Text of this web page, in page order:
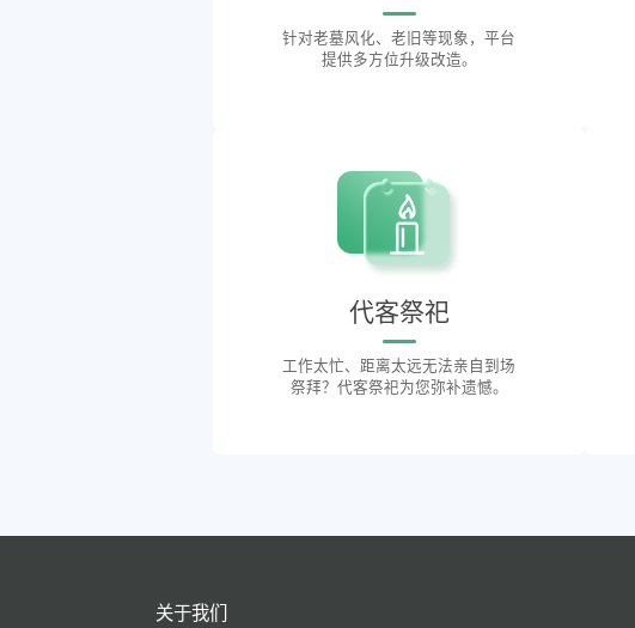
针对老墓风化、老旧等现象，平台
提供多方位升级改造。
代客祭祀
工作太忙、距离太远无法亲自到场
祭拜？代客祭祀为您弥补遗憾。
关于我们